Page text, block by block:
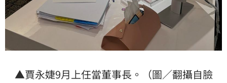
▲賈永婕9月上任當董事長。（圖／翻攝自臉